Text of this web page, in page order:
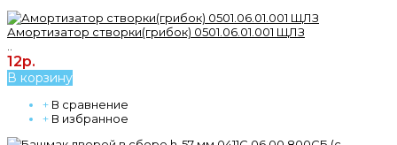
Амортизатор створки(грибок) 0501.06.01.001 ЩЛЗ
12р.
В корзину
+ В сравнение
+ В избранное